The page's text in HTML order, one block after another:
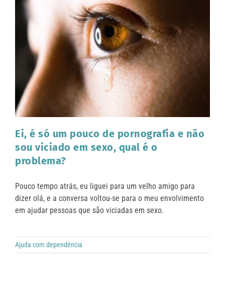
Ei, é só um pouco de pornografia e não
sou viciado em sexo, qual é o
problema?
Pouco tempo atrás, eu liguei para um velho amigo para
dizer olá, e a conversa voltou-se para o meu envolvimento
em ajudar pessoas que são viciadas em sexo.
Ajuda com dependência